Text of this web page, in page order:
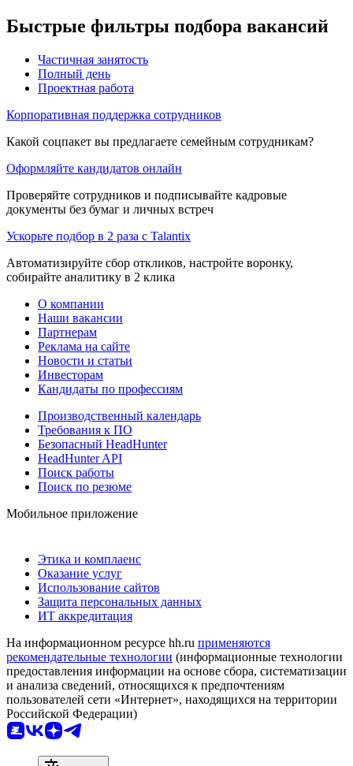
Быстрые фильтры подбора вакансий
Частичная занятость
Полный день
Проектная работа
Корпоративная поддержка сотрудников
Какой соцпакет вы предлагаете семейным сотрудникам?
Оформляйте кандидатов онлайн
Проверяйте сотрудников и подписывайте кадровые
документы без бумаг и личных встреч
Ускорьте подбор в 2 раза с Talantix
Автоматизируйте сбор откликов, настройте воронку,
собирайте аналитику в 2 клика
О компании
Наши вакансии
Партнерам
Реклама на сайте
Новости и статьи
Инвесторам
Кандидаты по профессиям
Производственный календарь
Требования к ПО
Безопасный HeadHunter
HeadHunter API
Поиск работы
Поиск по резюме
Мобильное приложение
Этика и комплаенс
Оказание услуг
Использование сайтов
Защита персональных данных
ИТ аккредитация
На информационном ресурсе hh.ru применяются
рекомендательные технологии (информационные технологии
предоставления информации на основе сбора, систематизации
и анализа сведений, относящихся к предпочтениям
пользователей сети «Интернет», находящихся на территории
Российской Федерации)